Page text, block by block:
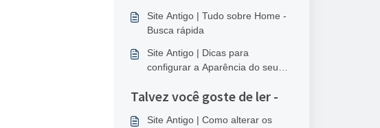
Site Antigo | Tudo sobre Home -
Busca rápida
Site Antigo | Dicas para
configurar a Aparência do seu
Talvez você goste de ler -
Site Antigo | Como alterar os